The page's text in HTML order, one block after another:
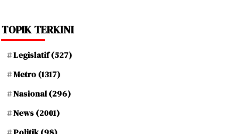
TOPIK TERKINI
Legislatif(527)
Metro (1317)
Nasional(296)
News (2001)